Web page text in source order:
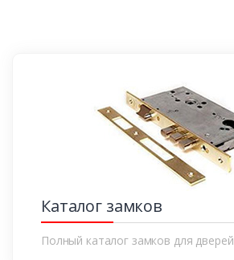
Каталог замков
Полный каталог замков для дверей